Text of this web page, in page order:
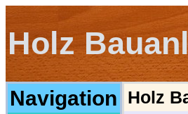
Holz
Navigation Holz